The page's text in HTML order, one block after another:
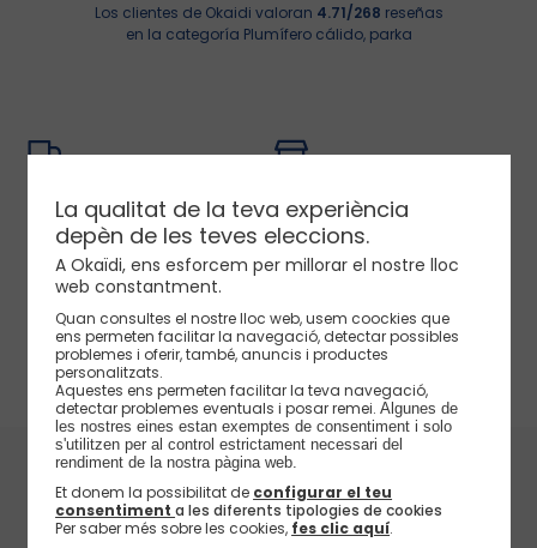
Lo aprovecho > Ver camisetas >
Lo aprovecho > Ver camisetas >
Lo aprovecho > Ver vestidos >
Lo aprovecho > Pantalones cortos >
Los clientes de Okaidi valoran 4.71/268 reseñas
en la categoría Plumífero cálido, parka
de recogida
en pedidos superiores a 50€ de
compra
de 4 a 6 días hábiles
Cambio o devolución
plazo máximo de 60 días
E-reserva
retira tus artículos en 2 horas en
Nuestras marcas
La marca Okaïdi
La qualitat de la teva experiència
depèn de les teves eleccions.
A Okaïdi, ens esforcem per millorar el nostre lloc
web constantment.
Quan consultes el nostre lloc web, usem coockies que
ens permeten facilitar la navegació, detectar possibles
problemes i oferir, també, anuncis i productes
personalitzats.
Aquestes ens permeten facilitar la teva navegació,
detectar problemes eventuals i posar remei. Algunes de
les nostres eines estan exemptes de consentiment i solo
s'utilitzen per al control estrictament necessari del
rendiment de la nostra pàgina web.
Et donem la possibilitat de configurar el teu
consentiment a les diferents tipologies de cookies
Per saber més sobre les cookies, fes clic aquí.